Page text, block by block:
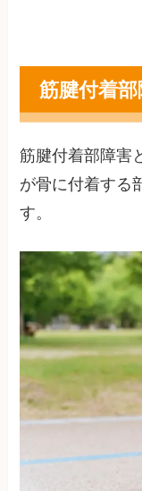
筋腱付着
筋腱付着部障害
が骨に付着する
す。